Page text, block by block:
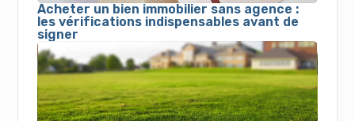
Acheter un bien immobilier sans agence :
les vérifications indispensables avant de
signer